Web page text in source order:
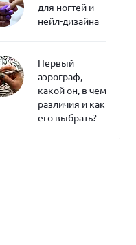
для ногтей и
нейл-дизайна
Первый
аэрограф,
какой он, в чем
различия и как
его выбрать?